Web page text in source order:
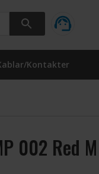
Kontakter
002 Red M